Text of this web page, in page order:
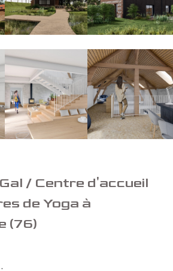
/ Centre d'accueil
de Yoga à
(76)